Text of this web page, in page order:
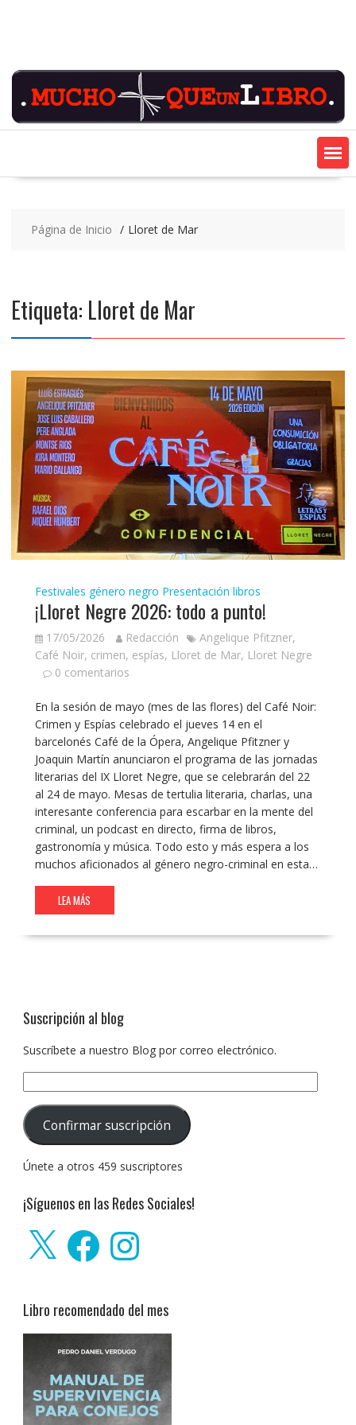
Página de Inicio Lloret de Mar
Etiqueta: Lloret de Mar
Festivales género negro Presentación libros
¡Lloret Negre 2026: todo a punto!
17/05/2026 Redacción Angelique Pfitzner,
Café Noir, crimen, espías, Lloret de Mar, Lloret Negre
0 comentarios
En la sesión de mayo (mes de las flores) del Café Noir:
Crimen y Espías celebrado el jueves 14 en el
barcelonés Café de la Ópera, Angelique Pfitzner y
Joaquin Martín anunciaron el programa de las jornadas
literarias del IX Lloret Negre, que se celebrarán del 22
al 24 de mayo. Mesas de tertulia literaria, charlas, una
interesante conferencia para escarbar en la mente del
criminal, un podcast en directo, firma de libros,
gastronomía y música. Todo esto y más espera a los
muchos aficionados al género negro-criminal en esta…
LEA MÁS
Suscripción al blog
Suscríbete a nuestro Blog por correo electrónico.
de
correo
electrónico:
Confirmar suscripción
Únete a otros 459 suscriptores
¡Síguenos en las Redes Sociales!
FacebookInstagram
Libro recomendado del mes